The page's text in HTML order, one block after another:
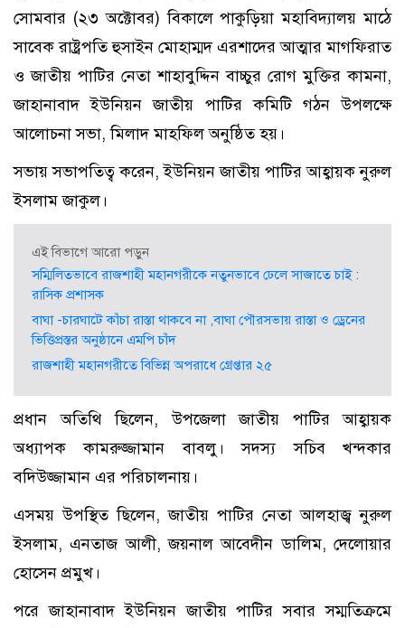
সোমবার (২৩ অক্টোবর) বিকালে পাকুড়িয়া মহাবিদ্যালয় মাঠে
সাবেক রাষ্ট্রপতি হুসাইন মোহাম্মদ এরশাদের আত্মার মাগফিরাত
ও জাতীয় পাটির নেতা শাহাবুদ্দিন বাচ্চুর রোগ মুক্তির কামনা,
জাহানাবাদ ইউনিয়ন জাতীয় পাটির কমিটি গঠন উপলক্ষে
আলোচনা সভা, মিলাদ মাহফিল অনুষ্ঠিত হয়।
সভায় সভাপতিত্ব করেন, ইউনিয়ন জাতীয় পাটির আহ্বায়ক নুরুল
ইসলাম জাকুল।
এই বিভাগে আরো পড়ুন
সম্মিলিতভাবে রাজশাহী মহানগরীকে নতুনভাবে ঢেলে সাজাতে চাই :
রাসিক প্রশাসক
বাঘা -চারঘাটে কাঁচা রাস্তা থাকবে না ,বাঘা পৌরসভায় রাস্তা ও ড্রেনের
ভিত্তিপ্রস্তর অনুষ্ঠানে এমপি চাঁদ
রাজশাহী মহানগরীতে বিভিন্ন অপরাধে গ্রেপ্তার ২৫
প্রধান অতিথি ছিলেন, উপজেলা জাতীয় পাটির আহ্বায়ক
অধ্যাপক কামরুজ্জামান বাবলু। সদস্য সচিব খন্দকার
বদিউজ্জামান এর পরিচালনায়।
এসময় উপস্থিত ছিলেন, জাতীয় পাটির নেতা আলহাজ্ব নুরুল
ইসলাম, এনতাজ আলী, জয়নাল আবেদীন ডালিম, দেলোয়ার
হোসেন প্রমুখ।
পরে জাহানাবাদ ইউনিয়ন জাতীয় পাটির সবার সম্মতিক্রমে